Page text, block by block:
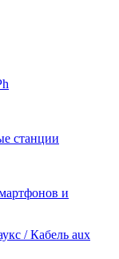
станции
и
/ Кабель aux